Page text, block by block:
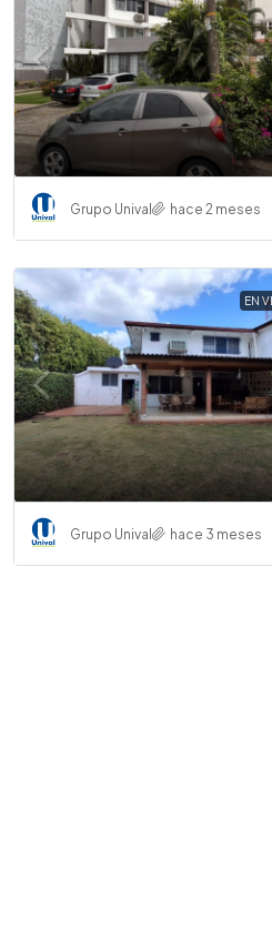
Grupo Unival hace 2 meses
EN
Grupo Unival hace 3 meses